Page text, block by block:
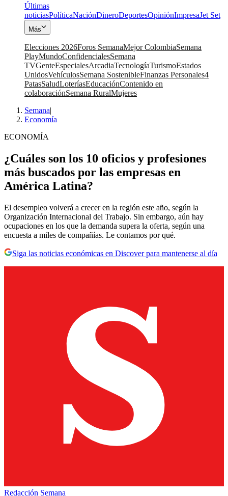
Últimas
noticiasPolíticaNaciónDineroDeportesOpiniónImpresaJet Set
Más
Elecciones 2026Foros SemanaMejor ColombiaSemana
PlayMundoConfidencialesSemana
TVGenteEspecialesArcadiaTecnologíaTurismoEstados
UnidosVehículosSemana SostenibleFinanzas Personales4
PatasSaludLoteríasEducaciónContenido en
colaboraciónSemana RuralMujeres
Semana|
Economía
ECONOMÍA
¿Cuáles son los 10 oficios y profesiones
más buscados por las empresas en
América Latina?
El desempleo volverá a crecer en la región este año, según la
Organización Internacional del Trabajo. Sin embargo, aún hay
ocupaciones en los que la demanda supera la oferta, según una
encuesta a miles de compañías. Le contamos por qué.
Siga las noticias económicas en Discover para mantenerse al día
Redacción Semana